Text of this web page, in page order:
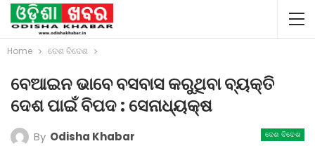
Home ଦେଶ ବିଦେଶ
ବେଆଇନ ଭାବେ ବସବାସ କରୁଥିବା ବ୍ୟକ୍ତି
ଦେଶ ପାଇଁ ବିପଦ : ସେନାଧ୍ୟକ୍ଷ
ଦେଶ ବିଦେଶ
By Odisha Khabar